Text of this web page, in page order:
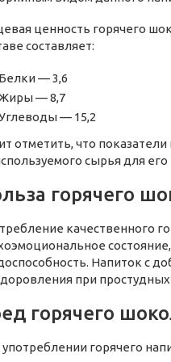
ценность горячего
составляет:
— 3,6
— 8,7
— 15,2
отметить, что
сырья для
горячего
качественного
Напиток с
при простудных
горячего
горячего